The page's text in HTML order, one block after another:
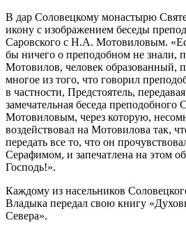
В дар Соловецкому монастырю
икону с изображением беседы
Саровского с Н.А. Мотовиловым.
бы ничего о преподобном не знали,
Мотовилов, человек образованный,
многое из того, что говорил
в частности, Предстоятель,
замечательная беседа преподобного
Мотовиловым, через которую,
воздействовал на Мотовилова так,
передать все то, что он
Серафимом, и запечатлена на этом
Господь!».
Каждому из насельников
Владыка передал свою книгу
Севера».